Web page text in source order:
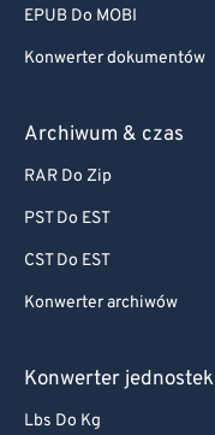
EPUB Do MOBI
Konwerter dokumentów
Archiwum & czas
RAR Do Zip
PST Do EST
CST Do EST
Konwerter archiwów
Konwerter jednostek
Lbs Do Kg